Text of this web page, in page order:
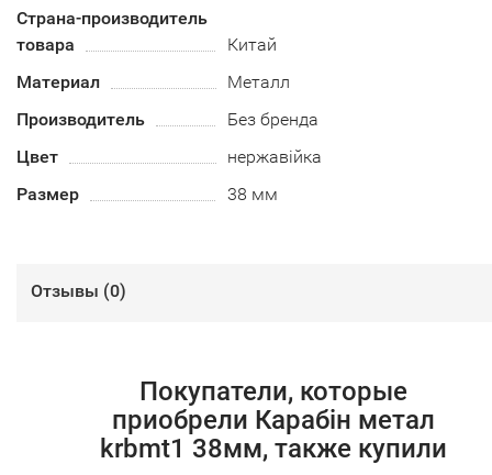
Страна-производитель
товара
Китай
Материал
Металл
Производитель
Без бренда
Цвет
нержавійка
Размер
38 мм
Отзывы (0)
Покупатели, которые
приобрели Карабін метал
krbmt1 38мм, также купили